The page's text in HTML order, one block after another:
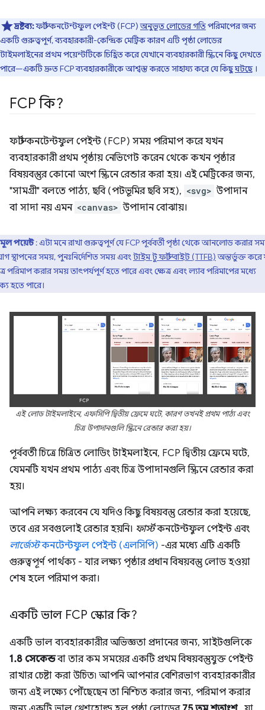
দ্রষ্টব্য:ফার্স্ট কনটেন্টফুল পেইন্ট (FCP)অনুভূত লোডের গতিপরিমাপের জন্য
একটি গুরুত্বপূর্ণ, ব্যবহারকারী-কেন্দ্রিক মেট্রিক কারণ এটি পৃষ্ঠা লোডের
টাইমলাইনের প্রথম পয়েন্টটিকে চিহ্নিত করে যেখানে ব্যবহারকারী স্ক্রিনে কিছু দেখতে
পারে—একটি দ্রুত FCP ব্যবহারকারীকে আশ্বস্ত করতে সাহায্য করে যে কিছুঘটছে।
FCP কি?
ফার্স্ট কনটেন্টফুল পেইন্ট (FCP) সময় পরিমাপ করে যখন
ব্যবহারকারী প্রথম পৃষ্ঠায় নেভিগেট করেন থেকে কখন পৃষ্ঠার
বিষয়বস্তুর কোনো অংশ স্ক্রিনে রেন্ডার করা হয়। এই মেট্রিকের জন্য,
"সামগ্রী" বলতে পাঠ্য, ছবি (পটভূমির ছবি সহ), <svg> উপাদান
বা সাদা নয় এমন <canvas> উপাদান বোঝায়।
মূল পয়েন্ট: এটা মনে রাখা গুরুত্বপূর্ণ যে FCP পূর্ববর্তী পৃষ্ঠা থেকে আনলোড করার
স্থাপনের সময়, পুনঃনির্দেশিত সময় এবংটাইম টু ফার্স্ট বাইট (TTFB)অন্তর্ভুক্ত করে
পরিমাপ করার সময় তাৎপর্যপূর্ণ হতে পারে এবং ক্ষেত্র এবং ল্যাব পরিমাপের মধ্যে
হতে পারে।
এই লোড টাইমলাইনে, এফসিপি দ্বিতীয় ফ্রেমে ঘটে, কারণ তখনই প্রথম পাঠ্য এবং
চিত্র উপাদানগুলি স্ক্রিনে রেন্ডার করা হয়।
পূর্ববর্তী চিত্রে চিত্রিত লোডিং টাইমলাইনে, FCP দ্বিতীয় ফ্রেমে ঘটে,
যেমনটি যখন প্রথম পাঠ্য এবং চিত্র উপাদানগুলি স্ক্রিনে রেন্ডার করা
হয়।
আপনি লক্ষ্য করবেন যে যদিও কিছু বিষয়বস্তু রেন্ডার করা হয়েছে,
তবে এর সবগুলোই রেন্ডার হয়নি। ফার্স্টকনটেন্টফুল পেইন্ট এবং
লার্জেস্টকনটেন্টফুল পেইন্ট (এলসিপি) -এর মধ্যে এটি একটি
গুরুত্বপূর্ণ পার্থক্য - যার লক্ষ্য পৃষ্ঠার প্রধান বিষয়বস্তু লোড হওয়া
শেষ হলে পরিমাপ করা।
একটি ভাল FCP স্কোর কি?
একটি ভাল ব্যবহারকারীর অভিজ্ঞতা প্রদানের জন্য, সাইটগুলিকে
1.8 সেকেন্ডবা তার কম সময়ের একটি প্রথম বিষয়বস্তুযুক্ত পেইন্ট
রাখার চেষ্টা করা উচিত৷ আপনি আপনার বেশিরভাগ ব্যবহারকারীর
জন্য এই লক্ষ্যে পৌঁছেছেন তা নিশ্চিত করার জন্য, পরিমাপ করার